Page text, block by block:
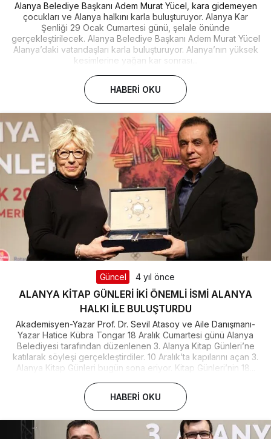
Alanya Belediye Başkanı Adem Murat Yücel, kara gidemeyen
çocukları ve Alanya halkını karla buluşturuyor. Alanya Kar
Şenliği 29 Ocak Cumartesi günü, şelale önünde
gerçekleştirilecek. Alanya Belediye Başkanı Adem Murat Yücel
Alanya’daki vatandaşları karla buluşturuyor. Alanya’nın yüksek
kesimlerine yağan kar sonrası...
HABERI OKU
Güncel 4 yıl önce
ALANYA KİTAP GÜNLERİ İKİ ÖNEMLİ İSMİ ALANYA
HALKI İLE BULUŞTURDU
Akademisyen-Yazar Prof. Dr. Sevil Atasoy ve Aile Danışmanı-
Yazar Hatice Kübra Tongar 18 Aralık Cumartesi günü Alanya
Belediyesi tarafından düzenlenen 3. Alanya Kitap Günleri’ne
katılarak söyleşi gerçekleştirdiler. 10 Aralık’ta kapılarını açan 3.
Alanya Kitap Günleri bugün sona eriyor. Kitap Günleri’nin 18...
HABERI OKU